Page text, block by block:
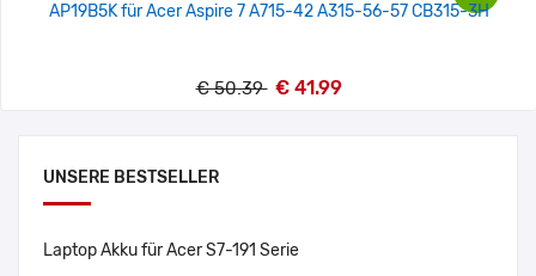
UNSERE BESTSELLER
Laptop Akku für Acer S7-191 Serie
AP19B5K für Acer Aspire 7 A715-42 A315-56-57 CB315-3H
€ 50.39 € 41.99